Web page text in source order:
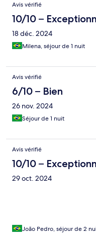
Avis vérifié
10/10 –
18 déc. 2024
Milena, séjour de 1 nuit
Avis vérifié
6/10 – Bien
26 nov. 2024
Séjour de 1 nuit
Avis vérifié
10/10 –
29 oct. 2024
João Pedro, séjour de 2